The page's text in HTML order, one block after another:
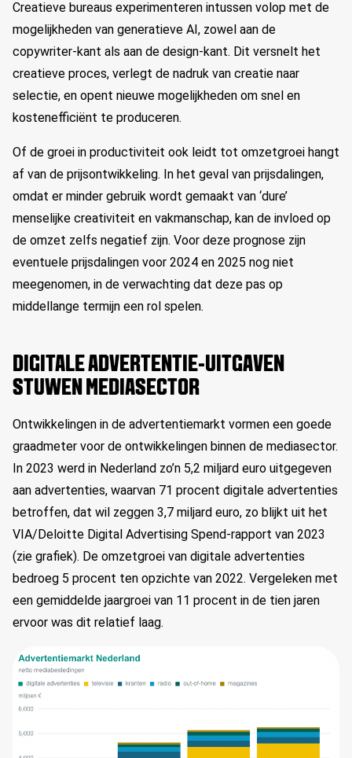
Creatieve bureaus experimenteren intussen volop met de
mogelijkheden van generatieve AI, zowel aan de
copywriter-kant als aan de design-kant. Dit versnelt het
creatieve proces, verlegt de nadruk van creatie naar
selectie, en opent nieuwe mogelijkheden om snel en
kostenefficiënt te produceren.
Of de groei in productiviteit ook leidt tot omzetgroei hangt
af van de prijsontwikkeling. In het geval van prijsdalingen,
omdat er minder gebruik wordt gemaakt van ‘dure’
menselijke creativiteit en vakmanschap, kan de invloed op
de omzet zelfs negatief zijn. Voor deze prognose zijn
eventuele prijsdalingen voor 2024 en 2025 nog niet
meegenomen, in de verwachting dat deze pas op
middellange termijn een rol spelen.
DIGITALE ADVERTENTIE-UITGAVEN
STUWEN MEDIASECTOR
Ontwikkelingen in de advertentiemarkt vormen een goede
graadmeter voor de ontwikkelingen binnen de mediasector.
In 2023 werd in Nederland zo’n 5,2 miljard euro uitgegeven
aan advertenties, waarvan 71 procent digitale advertenties
betroffen, dat wil zeggen 3,7 miljard euro, zo blijkt uit het
VIA/Deloitte Digital Advertising Spend-rapport van 2023
(zie grafiek). De omzetgroei van digitale advertenties
bedroeg 5 procent ten opzichte van 2022. Vergeleken met
een gemiddelde jaargroei van 11 procent in de tien jaren
ervoor was dit relatief laag.